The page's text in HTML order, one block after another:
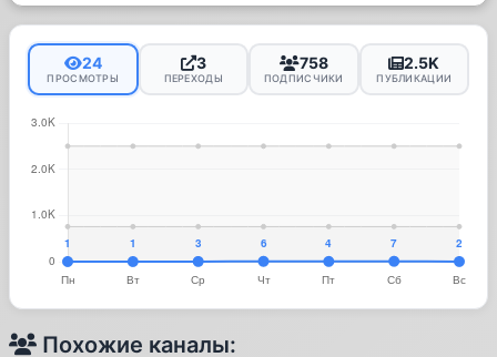
24
ПРОСМОТРЫ
3
ПЕРЕХОДЫ
758
ПОДПИСЧИКИ
2.5K
ПУБЛИКАЦИИ
Похожие каналы: